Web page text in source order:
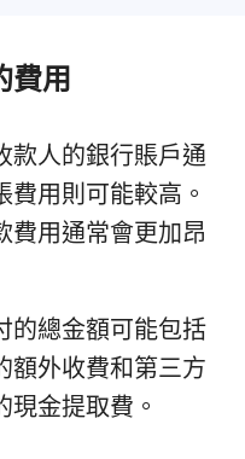
費用
款人的銀行賬戶通
用則可能較高。
費用通常會更加昂
的總金額可能包括
額外收費和第三方
金提取費。